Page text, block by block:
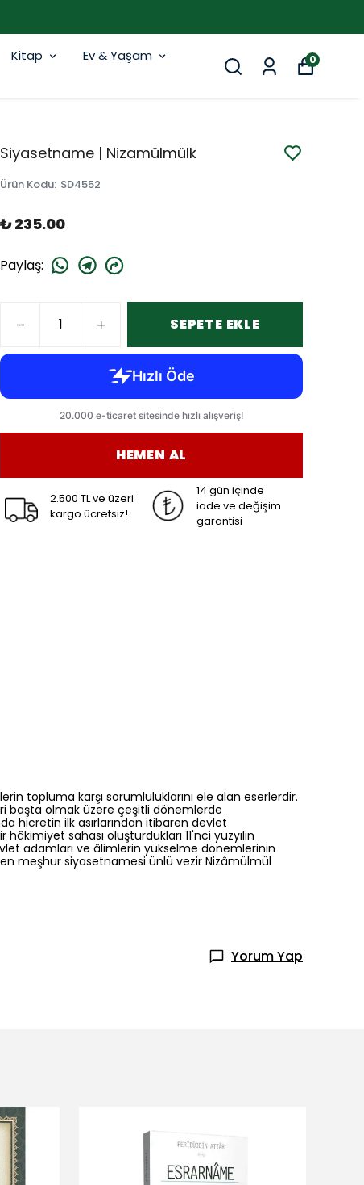
Kitap
Ev & Yaşam
0
Siyasetname | Nizamülmülk
Ürün Kodu: SD4552
₺ 235.00
Paylaş:
SEPETE EKLE
HEMEN AL
2.500 TL ve üzeri
kargo ücretsiz!
14 gün içinde
iade ve değişim
garantisi
topluma karşı sorumluluklarını ele alan eserlerdir.
başta olmak üzere çeşitli dönemlerde
hicretin ilk asırlarından itibaren devlet
sahası oluşturdukları 11'nci yüzyılın
adamları ve âlimlerin yükselme dönemlerinin
en meşhur siyasetnamesi ünlü vezir Nizâmülmül
Yorum Yap